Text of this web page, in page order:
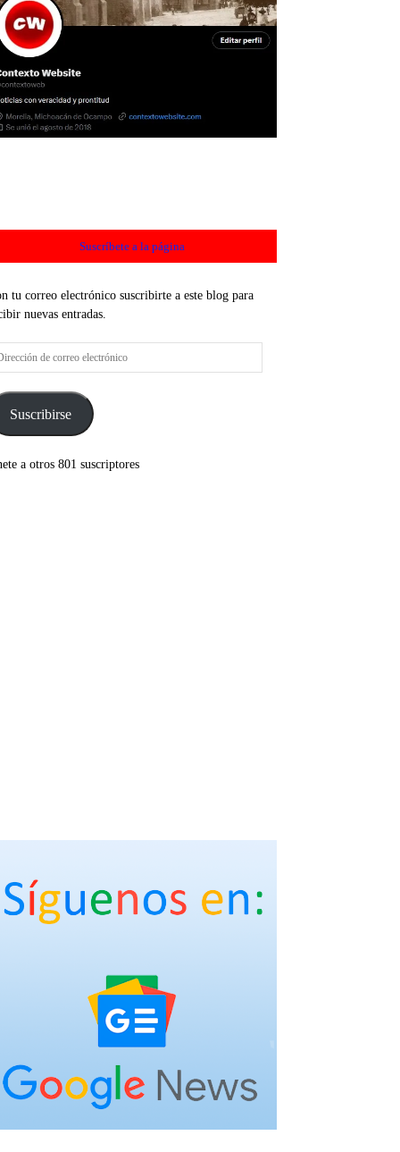
Suscríbete a la página
tu correo electrónico suscribirte a este blog para
nuevas entradas.
Suscribirse
a otros 801 suscriptores